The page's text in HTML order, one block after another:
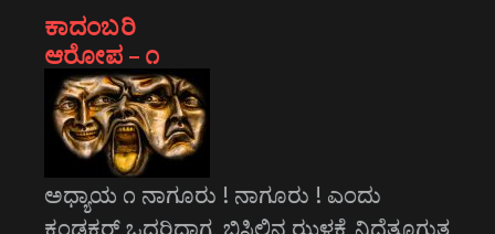
ಕಾದಂಬರಿ
ಆರೋಪ – ೧
ಅಧ್ಯಾಯ ೧ ನಾಗೂರು ! ನಾಗೂರು ! ಎಂದು
ಕಂಡಕ್ಟರ್ ಒದರಿದಾಗ, ಬಿಸಿಲಿನ ಝಳಕ್ಕೆ ನಿದ್ದೆತೂಗುತ್ತ